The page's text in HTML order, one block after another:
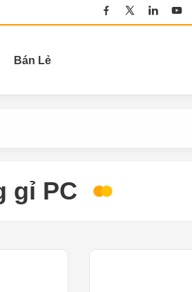
Bán Lẻ
gỉ PC